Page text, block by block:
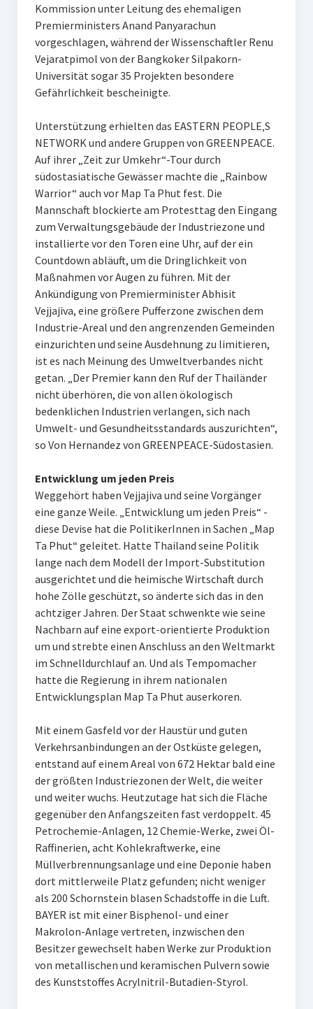
Kommission unter Leitung des ehemaligen
Premierministers Anand Panyarachun
vorgeschlagen, während der Wissenschaftler Renu
Vejaratpimol von der Bangkoker Silpakorn-
Universität sogar 35 Projekten besondere
Gefährlichkeit bescheinigte.
Unterstützung erhielten das EASTERN PEOPLE‚S
NETWORK und andere Gruppen von GREENPEACE.
Auf ihrer „Zeit zur Umkehr“-Tour durch
südostasiatische Gewässer machte die „Rainbow
Warrior“ auch vor Map Ta Phut fest. Die
Mannschaft blockierte am Protesttag den Eingang
zum Verwaltungsgebäude der Industriezone und
installierte vor den Toren eine Uhr, auf der ein
Countdown abläuft, um die Dringlichkeit von
Maßnahmen vor Augen zu führen. Mit der
Ankündigung von Premierminister Abhisit
Vejjajiva, eine größere Pufferzone zwischen dem
Industrie-Areal und den angrenzenden Gemeinden
einzurichten und seine Ausdehnung zu limitieren,
ist es nach Meinung des Umweltverbandes nicht
getan. „Der Premier kann den Ruf der Thailänder
nicht überhören, die von allen ökologisch
bedenklichen Industrien verlangen, sich nach
Umwelt- und Gesundheitsstandards auszurichten“,
so Von Hernandez von GREENPEACE-Südostasien.
Entwicklung um jeden Preis
Weggehört haben Vejjajiva und seine Vorgänger
eine ganze Weile. „Entwicklung um jeden Preis“ -
diese Devise hat die PolitikerInnen in Sachen „Map
Ta Phut“ geleitet. Hatte Thailand seine Politik
lange nach dem Modell der Import-Substitution
ausgerichtet und die heimische Wirtschaft durch
hohe Zölle geschützt, so änderte sich das in den
achtziger Jahren. Der Staat schwenkte wie seine
Nachbarn auf eine export-orientierte Produktion
um und strebte einen Anschluss an den Weltmarkt
im Schnelldurchlauf an. Und als Tempomacher
hatte die Regierung in ihrem nationalen
Entwicklungsplan Map Ta Phut auserkoren.
Mit einem Gasfeld vor der Haustür und guten
Verkehrsanbindungen an der Ostküste gelegen,
entstand auf einem Areal von 672 Hektar bald eine
der größten Industriezonen der Welt, die weiter
und weiter wuchs. Heutzutage hat sich die Fläche
gegenüber den Anfangszeiten fast verdoppelt. 45
Petrochemie-Anlagen, 12 Chemie-Werke, zwei Öl-
Raffinerien, acht Kohlekraftwerke, eine
Müllverbrennungsanlage und eine Deponie haben
dort mittlerweile Platz gefunden; nicht weniger
als 200 Schornstein blasen Schadstoffe in die Luft.
BAYER ist mit einer Bisphenol- und einer
Makrolon-Anlage vertreten, inzwischen den
Besitzer gewechselt haben Werke zur Produktion
von metallischen und keramischen Pulvern sowie
des Kunststoffes Acrylnitril-Butadien-Styrol.